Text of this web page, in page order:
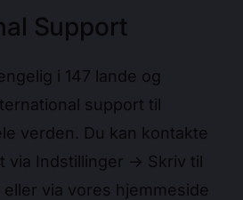
Support
i 147 lande og
support til
verden. Du kan kontakte
via Indstillinger → Skriv til
via vores hjemmeside